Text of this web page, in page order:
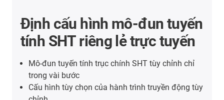
Định cấu hình mô-đun tuyến
tính SHT riêng lẻ trực tuyến
Mô-đun tuyến tính trục chính SHT tùy chỉnh chỉ
trong vài bước
Cấu hình tùy chọn của hành trình truyền động tùy